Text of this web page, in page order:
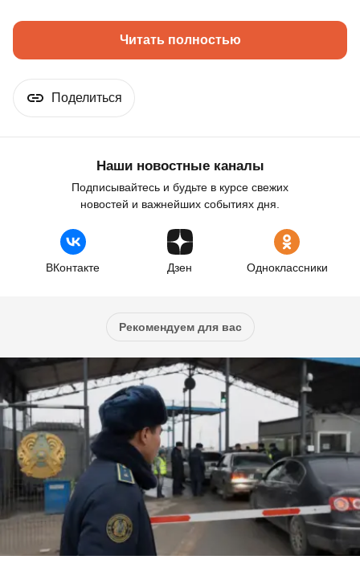
Читать полностью
Поделиться
Наши новостные каналы
Подписывайтесь и будьте в курсе свежих
новостей и важнейших событиях дня.
ВКонтакте Дзен Одноклассники
Рекомендуем для вас